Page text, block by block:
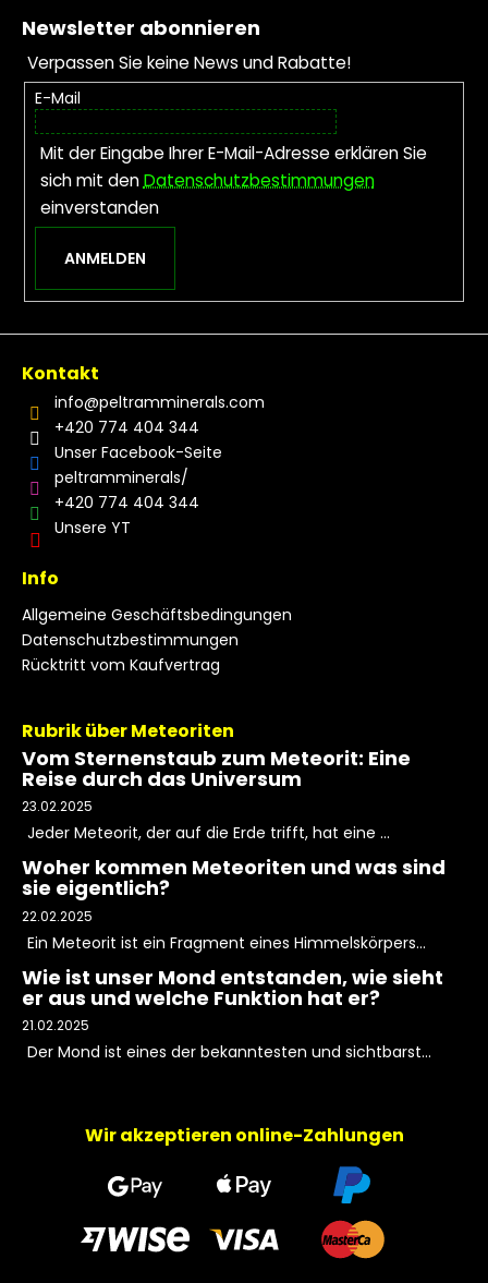
Newsletter abonnieren
Verpassen Sie keine News und Rabatte!
E-Mail
Mit der Eingabe Ihrer E-Mail-Adresse erklären Sie
sich mit denDatenschutzbestimmungen
einverstanden
ANMELDEN
Kontakt
info@peltramminerals.com
+420 774 404 344
Unser Facebook-Seite
peltramminerals/
+420 774 404 344
Unsere YT
Info
Allgemeine Geschäftsbedingungen
Datenschutzbestimmungen
Rücktritt vom Kaufvertrag
Rubrik über Meteoriten
Vom Sternenstaub zum Meteorit: Eine
Reise durch das Universum
23.02.2025
Jeder Meteorit, der auf die Erde trifft, hat eine ...
Woher kommen Meteoriten und was sind
sie eigentlich?
22.02.2025
Ein Meteorit ist ein Fragment eines Himmelskörpers...
Wie ist unser Mond entstanden, wie sieht
er aus und welche Funktion hat er?
21.02.2025
Der Mond ist eines der bekanntesten und sichtbarst...
Wir akzeptieren online-Zahlungen